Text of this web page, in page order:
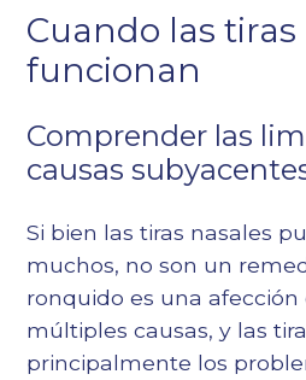
Cuando las
funcionan
Comprender las
causas
Si bien las tiras nasales
muchos, no son un
ronquido es una
múltiples causas, y las
principalmente los